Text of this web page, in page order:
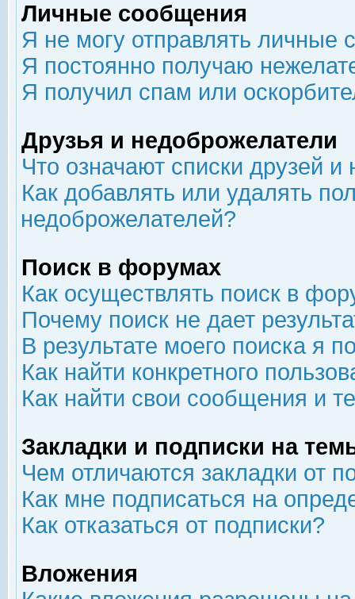
Личные сообщения
Я не могу отправлять личные
Я постоянно получаю
Я получил спам или
Друзья и недоброжелатели
Что означают списки друзей
Как добавлять или удалять
недоброжелателей?
Поиск в форумах
Как осуществлять поиск в
Почему поиск не дает
В результате моего поиска я
Как найти конкретного
Как найти свои сообщения и
Закладки и подписки на
Чем отличаются закладки от
Как мне подписаться на
Как отказаться от подписки?
Вложения